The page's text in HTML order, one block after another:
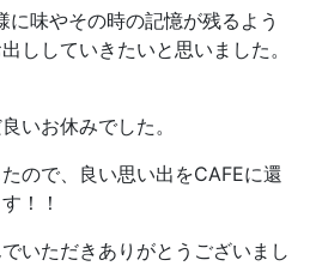
に味やその時の記憶が残るよう
ししていきたいと思いました。
いお休みでした。
ので、良い思い出をCAFEに還
！！
いただきありがとうございまし